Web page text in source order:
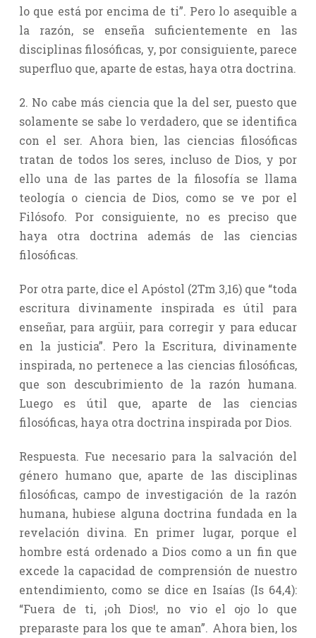
lo que está por encima de ti”. Pero lo asequible a
la razón, se enseña suficientemente en las
disciplinas filosóficas, y, por consiguiente, parece
superfluo que, aparte de estas, haya otra doctrina.
2. No cabe más ciencia que la del ser, puesto que
solamente se sabe lo verdadero, que se identifica
con el ser. Ahora bien, las ciencias filosóficas
tratan de todos los seres, incluso de Dios, y por
ello una de las partes de la filosofía se llama
teología o ciencia de Dios, como se ve por el
Filósofo. Por consiguiente, no es preciso que
haya otra doctrina además de las ciencias
filosóficas.
Por otra parte, dice el Apóstol (2Tm 3,16) que “toda
escritura divinamente inspirada es útil para
enseñar, para argüir, para corregir y para educar
en la justicia”. Pero la Escritura, divinamente
inspirada, no pertenece a las ciencias filosóficas,
que son descubrimiento de la razón humana.
Luego es útil que, aparte de las ciencias
filosóficas, haya otra doctrina inspirada por Dios.
Respuesta. Fue necesario para la salvación del
género humano que, aparte de las disciplinas
filosóficas, campo de investigación de la razón
humana, hubiese alguna doctrina fundada en la
revelación divina. En primer lugar, porque el
hombre está ordenado a Dios como a un fin que
excede la capacidad de comprensión de nuestro
entendimiento, como se dice en Isaías (Is 64,4):
“Fuera de ti, ¡oh Dios!, no vio el ojo lo que
preparaste para los que te aman”. Ahora bien, los